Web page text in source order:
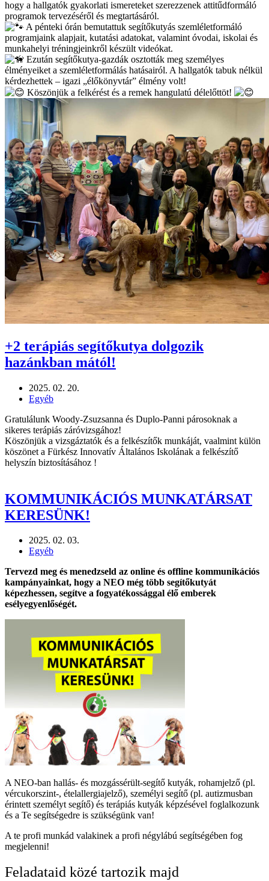
hogy a hallgatók gyakorlati ismereteket szerezzenek attitűdformáló
programok tervezéséről és megtartásáról.
A pénteki órán bemutattuk segítőkutyás szemléletformáló
programjaink alapjait, kutatási adatokat, valamint óvodai, iskolai és
munkahelyi tréningjeinkről készült videókat.
Ezután segítőkutya-gazdák osztották meg személyes
élményeiket a szemléletformálás hatásairól. A hallgatók tabuk nélkül
kérdezhettek – igazi „élőkönyvtár” élmény volt!
Köszönjük a felkérést és a remek hangulatú délelőttöt!
+2 terápiás segítőkutya dolgozik
hazánkban mától!
2025. 02. 20.
Egyéb
Gratulálunk Woody-Zsuzsanna és Duplo-Panni párosoknak a
sikeres terápiás záróvizsgához!
Köszönjük a vizsgáztatók és a felkészítők munkáját, vaalmint külön
köszönet a Fürkész Innovatív Általános Iskolának a felkészítő
helyszín biztosításához !
KOMMUNIKÁCIÓS MUNKATÁRSAT
KERESÜNK!
2025. 02. 03.
Egyéb
Tervezd meg és menedzseld az online és offline kommunikációs
kampányainkat, hogy a NEO még több segítőkutyát
képezhessen, segítve a fogyatékossággal élő emberek
esélyegyenlőségét.
A NEO-ban hallás- és mozgássérült-segítő kutyák, rohamjelző (pl.
vércukorszint-, ételallergiajelző), személyi segítő (pl. autizmusban
érintett személyt segítő) és terápiás kutyák képzésével foglalkozunk
és a Te segítségedre is szükségünk van!
A te profi munkád valakinek a profi négylábú segítségében fog
megjelenni!
Feladataid közé tartozik majd